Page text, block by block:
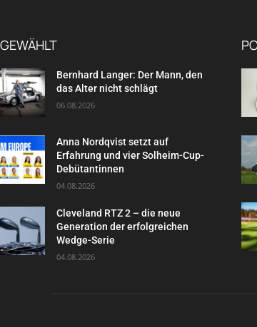
Bernhard Langer: Der Mann, den
das Alter nicht schlägt
06.08.2026
Anna Nordqvist setzt auf
Erfahrung und vier Solheim-Cup-
Debütantinnen
04.08.2026
Cleveland RTZ 2 – die neue
Generation der erfolgreichen
Wedge-Serie
04.08.2026